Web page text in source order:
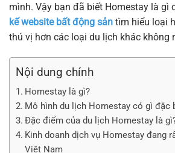
mình. Vậy bạn đã biết Homestay là gì
kế website bất động sản tìm hiểu loại
thú vị hơn các loại du lịch khác không
Nội dung chính
Homestay là gì?
Mô hình du lịch Homestay có gì đặc
Đặc điểm của du lịch Homestay là
Kinh doanh dịch vụ Homestay đang
Việt Nam